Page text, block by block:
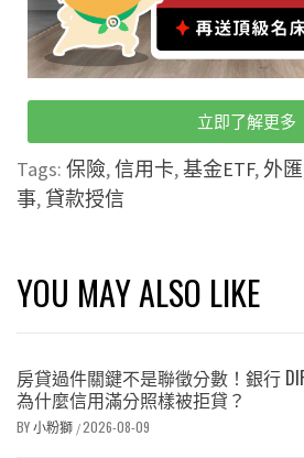
立即了解更多
Tags: 保險,信用卡,基金ETF, 外匯
事, 貸款授信
YOU MAY ALSO LIKE
房貸過件關鍵不是聯徵分數！銀行
為什麼信用滿分照樣被拒貸？
BY小粉獅 /2026-08-09